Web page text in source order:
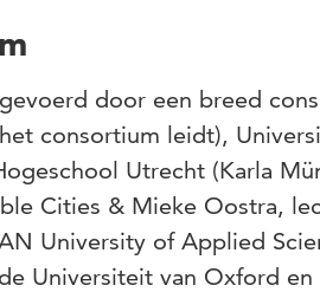
door een breed
consortium leidt),
Utrecht (Karla
Cities & Mieke Oostra,
University of Applied
Universiteit van Oxford